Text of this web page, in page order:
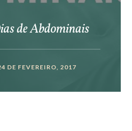
de Abdominais
DE FEVEREIRO, 2017